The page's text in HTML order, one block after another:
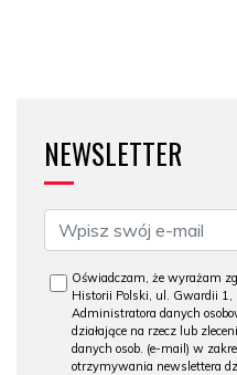
NEWSLETTER
Oświadczam, że wyrażam
Historii Polski, ul. Gwardii
Administratora danych
działające na rzecz lub
danych osob. (e-mail) w
otrzymywania newslettera